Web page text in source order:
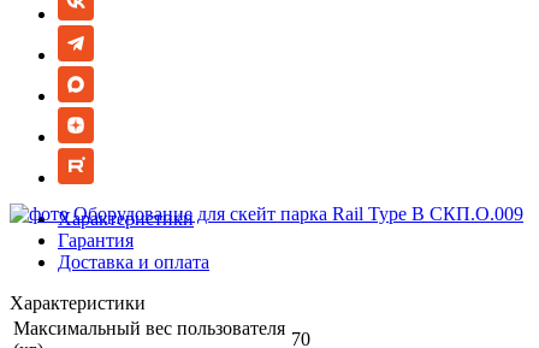
Характеристики
Гарантия
Доставка и оплата
Характеристики
Максимальный вес пользователя
70